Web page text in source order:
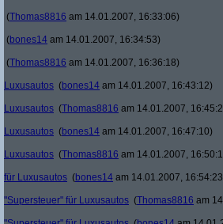
(Thomas8816 am 14.01.2007, 16:33:06)
(bones14 am 14.01.2007, 16:34:53)
(Thomas8816 am 14.01.2007, 16:36:18)
Luxusautos (bones14 am 14.01.2007, 16:43:12)
Luxusautos (Thomas8816 am 14.01.2007,
Luxusautos (bones14 am 14.01.2007, 16:47:10)
Luxusautos (Thomas8816 am 14.01.2007,
für Luxusautos (bones14 am 14.01.2007,
"Supersteuer" für Luxusautos (Thomas8816 am